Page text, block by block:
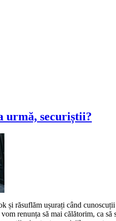
urmă, securiștii?
și răsuflăm ușurați când
renunța să mai călătorim, ca să